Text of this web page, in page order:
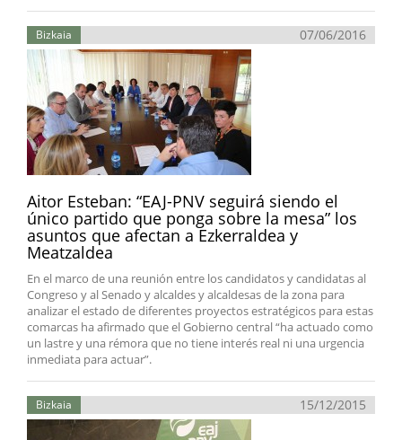
Bizkaia 07/06/2016
Aitor Esteban: “EAJ-PNV seguirá siendo el
único partido que ponga sobre la mesa” los
asuntos que afectan a Ezkerraldea y
Meatzaldea
En el marco de una reunión entre los candidatos y candidatas al
Congreso y al Senado y alcaldes y alcaldesas de la zona para
analizar el estado de diferentes proyectos estratégicos para estas
comarcas ha afirmado que el Gobierno central “ha actuado como
un lastre y una rémora que no tiene interés real ni una urgencia
inmediata para actuar”.
Bizkaia 15/12/2015